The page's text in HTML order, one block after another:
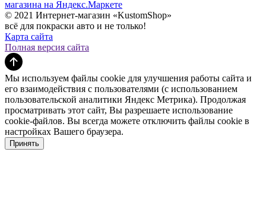
© 2021 Интернет-магазин «KustomShop»
всё для покраски авто и не только!
Карта сайта
Полная версия сайта
Мы используем файлы cookie для улучшения работы сайта и
его взаимодействия с пользователями (с использованием
пользовательской аналитики Яндекс Метрика). Продолжая
просматривать этот сайт, Вы разрешаете использование
cookie-файлов. Вы всегда можете отключить файлы cookie в
настройках Вашего браузера.
Принять